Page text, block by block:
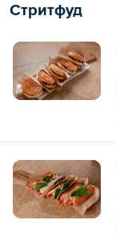
Стритфуд